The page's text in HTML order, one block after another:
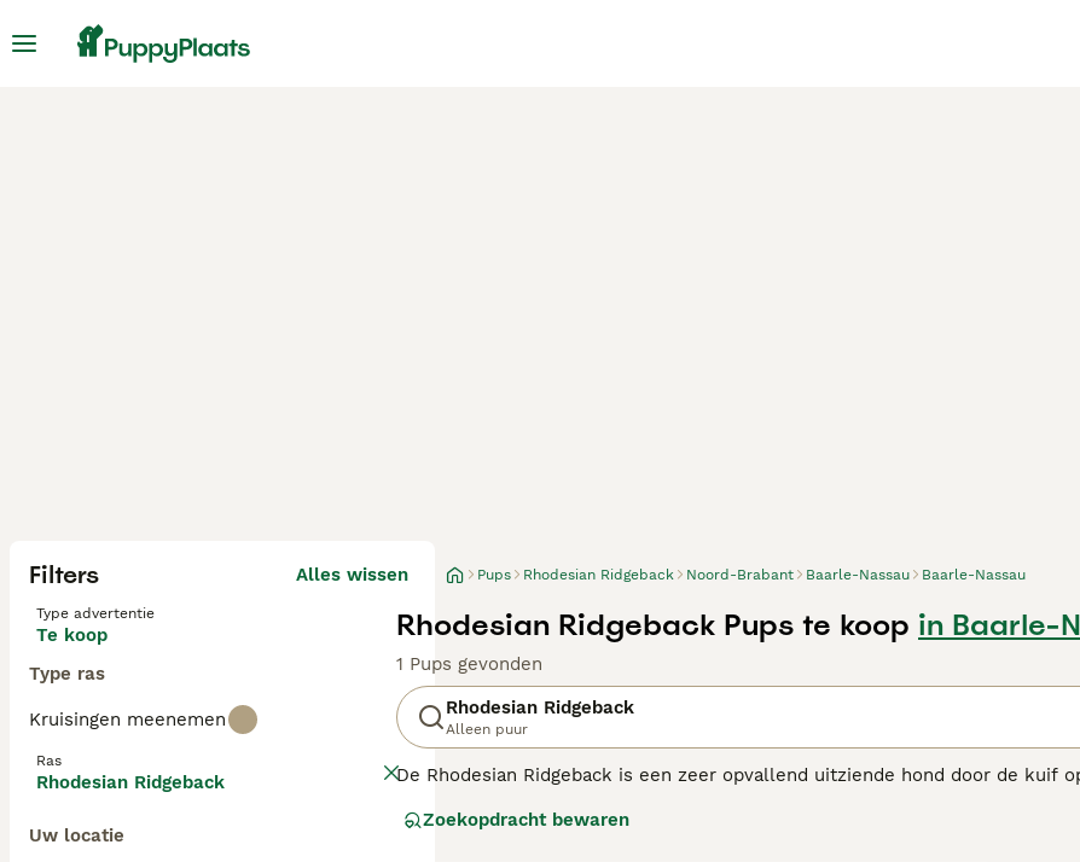
Filters Alles wissen
Type advertentie
Te koop
Type ras
Kruisingen meenemen
Ras
Rhodesian Ridgeback
Uw locatie
Pups Rhodesian Ridgeback Noord-Brabant Baarle-Nassau Baarle-Nassau
Rhodesian Ridgeback Pups te koop in Baarle-
1 Pups gevonden
Rhodesian Ridgeback
Alleen puur
De Rhodesian Ridgeback is een zeer opvallend uitziende hond door de kuif
ook populair geworden in andere delen van de wereld. De Rhodesian
Zoekopdracht bewaren